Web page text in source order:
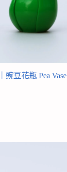
豌豆花瓶 Pea Vase